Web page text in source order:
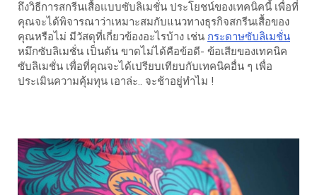
ถึงวิธีการสกรีนเสื้อแบบซับลิเมชั่น ประโยชน์ของเทคนิคนี้ เพื่อที่
คุณจะได้พิจารณาว่าเหมาะสมกับแนวทางธุรกิจสกรีนเสื้อของ
คุณหรือไม่ มีวัสดุที่เกี่ยวข้องอะไรบ้าง เช่น กระดาษซับลิเมชั่น
หมึกซับลิเมชั่น เป็นต้น ขาดไม่ได้คือข้อดี- ข้อเสียของเทคนิค
ซับลิเมชั่น เพื่อที่คุณจะได้เปรียบเทียบกับเทคนิคอื่น ๆ เพื่อ
ประเมินความคุ้มทุน เอาล่ะ.. จะช้าอยู่ทำไม !